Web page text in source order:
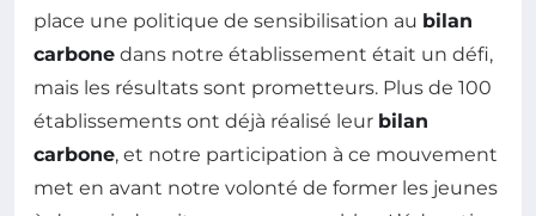
place une politique de sensibilisation au bilan
carbone dans notre établissement était un défi,
mais les résultats sont prometteurs. Plus de 100
établissements ont déjà réalisé leur bilan
carbone, et notre participation à ce mouvement
met en avant notre volonté de former les jeunes